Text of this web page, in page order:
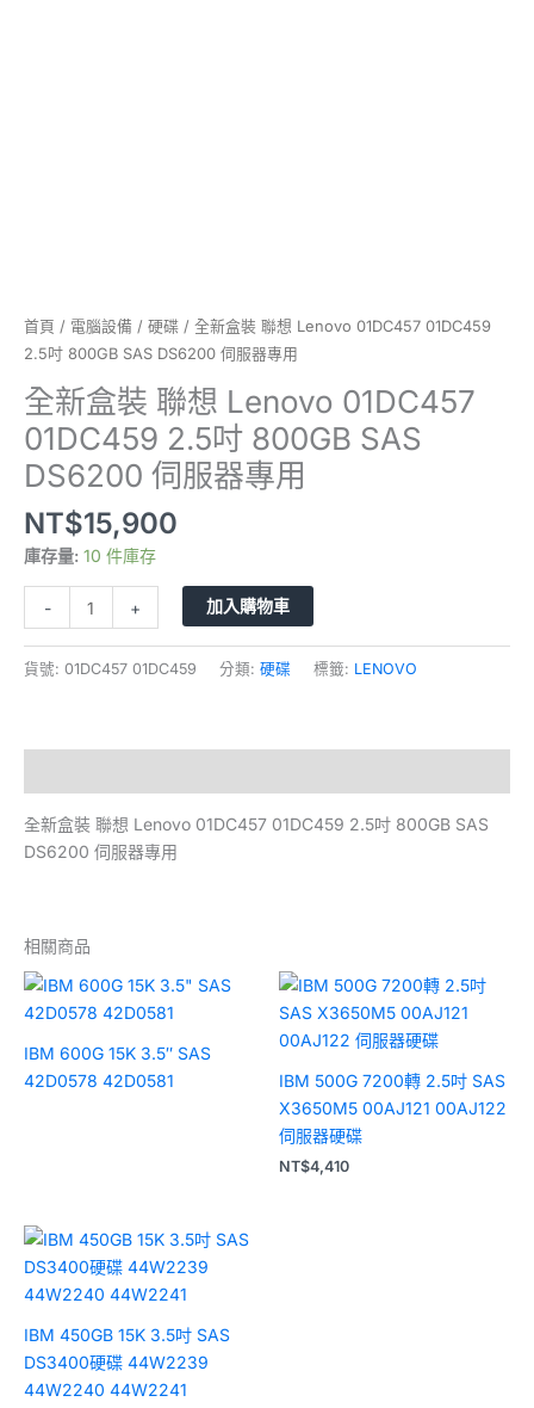
首頁 / 電腦設備 / 硬碟 / 全新盒裝 聯想 Lenovo 01DC457 01DC459
2.5吋 800GB SAS DS6200 伺服器專用
全新盒裝 聯想 Lenovo 01DC457
01DC459 2.5吋 800GB SAS
DS6200 伺服器專用
NT$15,900
庫存量: 10 件庫存
-
數
量
+ 加入購物車
貨號: 01DC457 01DC459 分類: 硬碟 標籤: LENOVO
全新盒裝 聯想 Lenovo 01DC457 01DC459 2.5吋 800GB SAS
DS6200 伺服器專用
相關商品
IBM 600G 15K 3.5″ SAS
42D0578 42D0581
IBM 500G 7200轉 2.5吋 SAS
X3650M5 00AJ121 00AJ122
伺服器硬碟
NT$4,410
IBM 450GB 15K 3.5吋 SAS
DS3400硬碟 44W2239
44W2240 44W2241